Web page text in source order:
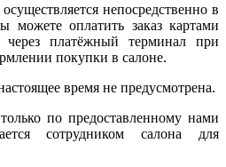
непосредственно в
можете оплатить заказ картами
платёжный терминал при
покупки в салоне.
время не предусмотрена.
по предоставленному нами
сотрудником салона для